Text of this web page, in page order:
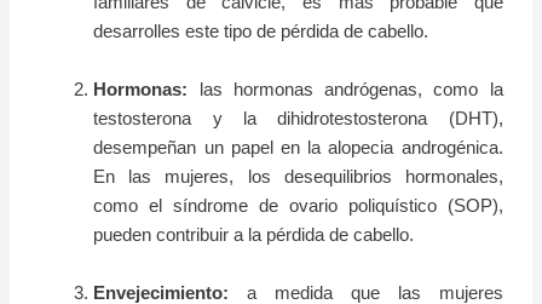
desarrolles este tipo de pérdida de cabello.
Hormonas: las hormonas andrógenas, como la
testosterona y la dihidrotestosterona (DHT),
desempeñan un papel en la alopecia androgénica.
En las mujeres, los desequilibrios hormonales,
como el síndrome de ovario poliquístico (SOP),
pueden contribuir a la pérdida de cabello.
Envejecimiento: a medida que las mujeres